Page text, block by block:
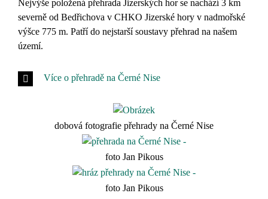
Nejvýše položená přehrada Jizerských hor se nachází 3 km
severně od Bedřichova v CHKO Jizerské hory v nadmořské
výšce 775 m. Patří do nejstarší soustavy přehrad na našem
území.
Více o přehradě na Černé Nise
dobová fotografie přehrady na Černé Nise
foto Jan Pikous
foto Jan Pikous